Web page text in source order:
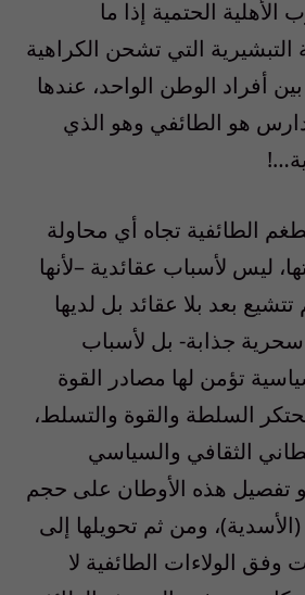
الحتمية إذا ما
التبشيرية التي تشحن الكراهية
أفراد الوطن الواحد، عندها
هو الطائفي وهو الذي
الطائفية تجاه أي محاولة
ليس لأسباب عقائدية –لأنها
تتشيع بعد بلا عقائد بل لديها
سحرية جذابة- بل لأسباب
تؤمن لها مصادر القوة
السلطة والقوة والتسلط،
الثقافي والسياسي
هو تفصيل هذه الأوطان على حجم
ومن ثم تحويلها إلى
وفق الولاءات الطائفية لا